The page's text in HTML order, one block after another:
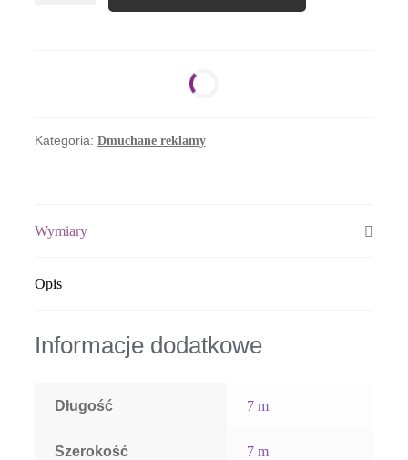
Kategoria: Dmuchane reklamy
Wymiary
Opis
Informacje dodatkowe
Długość 7 m
Szerokość 7 m